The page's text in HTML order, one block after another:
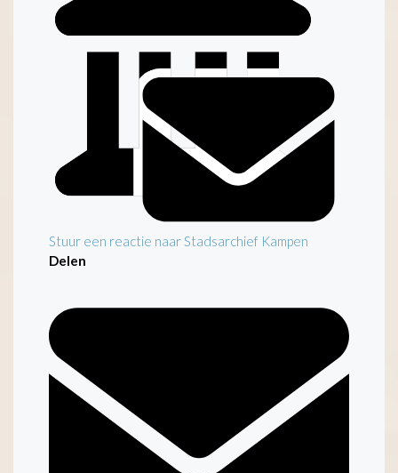
Inleiding
Stuur een reactie naar Stadsarchief Kampen
Delen